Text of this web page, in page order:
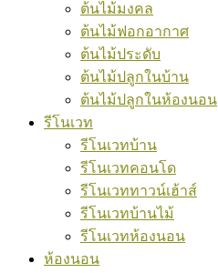
ต้นไม้มงคล
ต้นไม้ฟอกอากาศ
ต้นไม้ประดับ
ต้นไม้ปลูกในบ้าน
ต้นไม้ปลูกในห้องนอน
รีโนเวท
รีโนเวทบ้าน
รีโนเวทคอนโด
รีโนเวททาวน์เฮ้าส์
รีโนเวทบ้านไม้
รีโนเวทห้องนอน
ห้องนอน